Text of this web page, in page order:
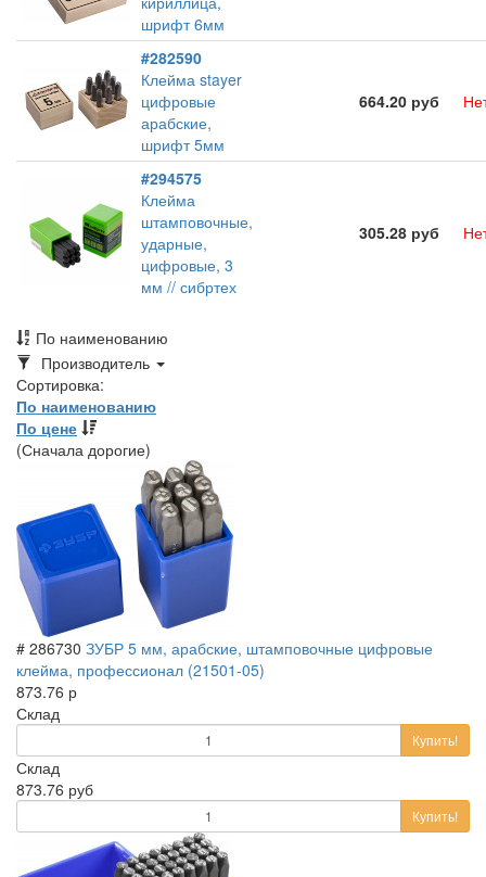
шрифт 6мм
#282590
Клейма stayer
цифровые
арабские,
шрифт 5мм
664.20 руб
#294575
Клейма
штамповочные,
ударные,
цифровые, 3
мм // сибртех
305.28 руб
По наименованию
Производитель
Toggle
Сортировка:
По наименованию
По цене
(Сначала дорогие)
# 286730 ЗУБР 5 мм, арабские, штамповочные цифровые
клейма, профессионал (21501-05)
873.76 р
Склад
Купить!
Склад
873.76 руб
Купить!